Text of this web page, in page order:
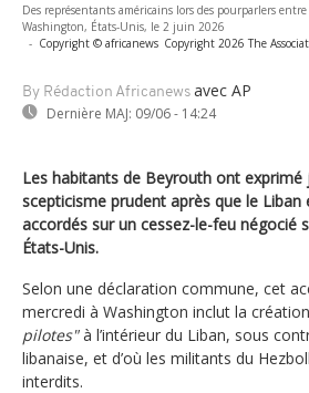
Des représentants américains lors des pourparlers
Washington, États-Unis, le 2 juin 2026
- Copyright © africanews Copyright 2026 The
By Rédaction Africanews avec AP
Dernière MAJ: 09/06 - 14:24
Les habitants de Beyrouth ont exprimé
scepticisme prudent après que le Liban
accordés sur un cessez-le-feu négocié
États-Unis.
Selon une déclaration commune, cet
mercredi à Washington inclut la
pilotes"à l’intérieur du Liban, sous
libanaise, et d’où les militants du
interdits.